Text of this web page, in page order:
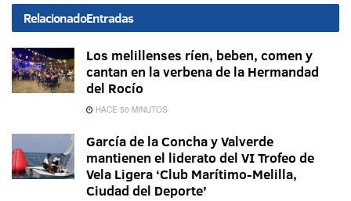
RelacionadoEntradas
Los melillenses ríen, beben, comen y
cantan en la verbena de la Hermandad
del Rocío
HACE 50 MINUTOS
García de la Concha y Valverde
mantienen el liderato del VI Trofeo de
Vela Ligera ‘Club Marítimo-Melilla,
Ciudad del Deporte’